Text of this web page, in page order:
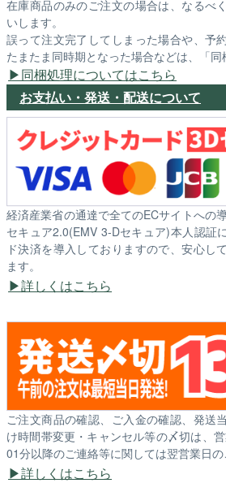
在庫商品のみのご注文の場合は、なるべ
いします。
誤って注文完了してしまった場合や、予
たまたま同時期となった場合などは、「同
同梱処理についてはこちら
お支払い・発送・配送について
経済産業省の通達で全てのECサイトへの
セキュア2.0(EMV 3-Dセキュア)本人認証
ド決済を導入しておりますので、安心し
ます。
詳しくはこちら
ご注文商品の確認、ご入金の確認、発送
け時間帯変更・キャンセル等の〆切は、
01分以降のご連絡等に関しては翌営業日の
詳しくはこちら